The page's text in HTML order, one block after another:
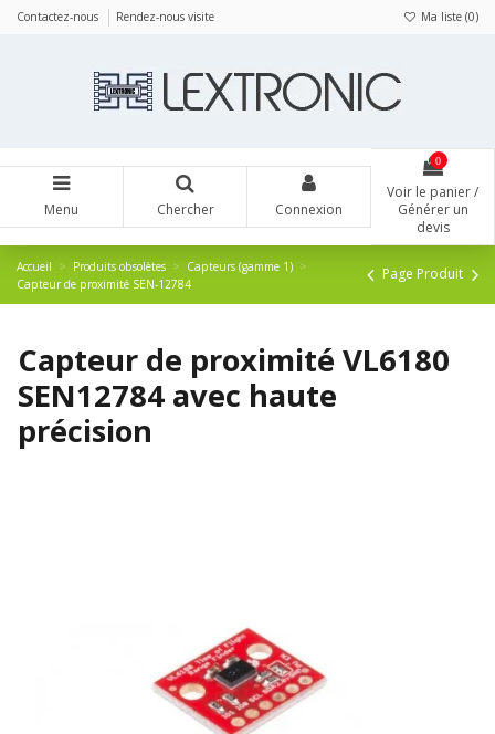
Contactez-nous Rendez-nous visite Ma liste (0)
Menu Chercher Connexion
0
Voir le panier /
Générer un
devis
Accueil Produits obsolètes
Capteurs (gamme 1)
Capteur de proximité SEN-12784
Page Produit
Capteur de proximité VL6180
SEN12784 avec haute
précision
Panneau de gestion des cookies